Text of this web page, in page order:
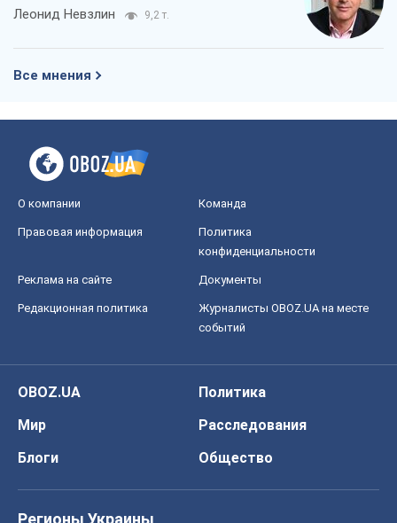
Леонид Невзлин 9,2 т.
Все мнения
О компании Команда
Правовая информация
Политика
конфиденциальности
Реклама на сайте Документы
Редакционная политика
Журналисты OBOZ.UA на месте
событий
OBOZ.UA
Политика
Мир
Расследования
Блоги
Общество
Регионы Украины